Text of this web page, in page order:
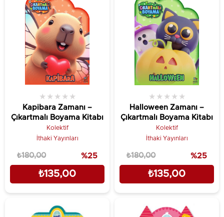
Kapibara Zamanı –
Çıkartmalı Boyama Kitabı
★ ★ ★ ★ ★
Kolektif
İthaki Yayınları
₺135,00
₺180,00 %25
Halloween Zamanı –
Çıkartmalı Boyama Kitabı
★ ★ ★ ★ ★
Kolektif
İthaki Yayınları
₺135,00
₺180,00 %25